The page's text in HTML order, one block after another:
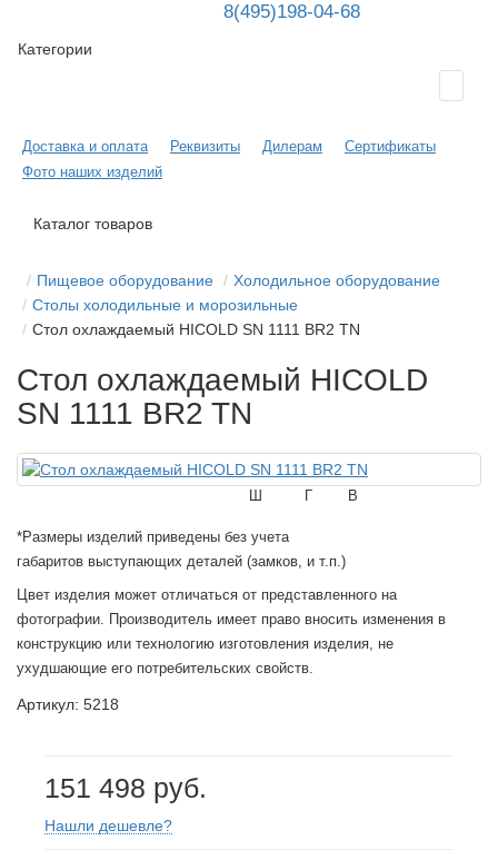
8(495)198-04-68
Категории
Доставка и оплата Реквизиты Дилерам
Сертификаты
Фото наших изделий
Каталог товаров
Пищевое оборудование
Холодильное оборудование
Столы холодильные и морозильные
Стол охлаждаемый HICOLD SN 1111 BR2 TN
Стол охлаждаемый HICOLD
SN 1111 BR2 TN
Ш В
Г
*Размеры изделий приведены без учета
габаритов выступающих деталей (замков, и т.п.)
Цвет изделия может отличаться от представленного на
фотографии. Производитель имеет право вносить изменения в
конструкцию или технологию изготовления изделия, не
ухудшающие его потребительских свойств.
Артикул: 5218
151 498 руб.
Нашли дешевле?